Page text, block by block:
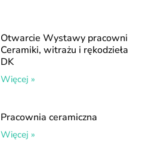
Otwarcie Wystawy pracowni
Ceramiki, witrażu i rękodzieła
DK
Więcej »
Pracownia ceramiczna
Więcej »